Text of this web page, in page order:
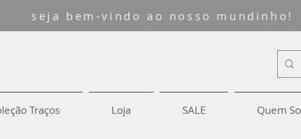
seja bem-vindo ao nosso mundinho!
Traços Loja SALE Quem